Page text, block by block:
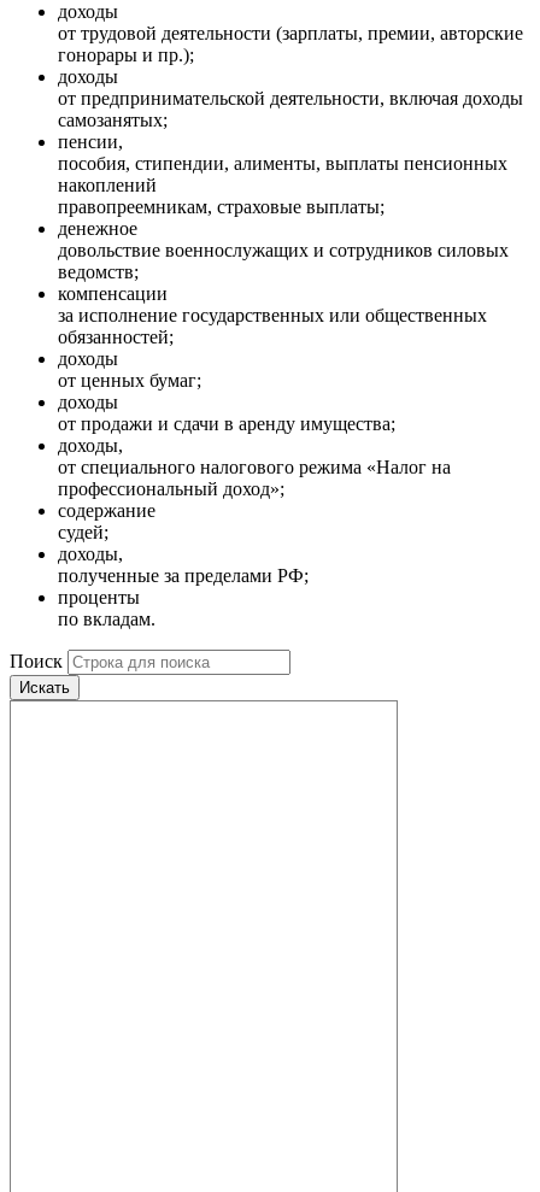
доходы
от трудовой деятельности (зарплаты, премии, авторские
гонорары и пр.);
доходы
от предпринимательской деятельности, включая доходы
самозанятых;
пенсии,
пособия, стипендии, алименты, выплаты пенсионных
накоплений
правопреемникам, страховые выплаты;
денежное
довольствие военнослужащих и сотрудников силовых
ведомств;
компенсации
за исполнение государственных или общественных
обязанностей;
доходы
от ценных бумаг;
доходы
от продажи и сдачи в аренду имущества;
доходы,
от специального налогового режима «Налог на
профессиональный доход»;
содержание
судей;
доходы,
полученные за пределами РФ;
проценты
по вкладам.
Поиск
Искать